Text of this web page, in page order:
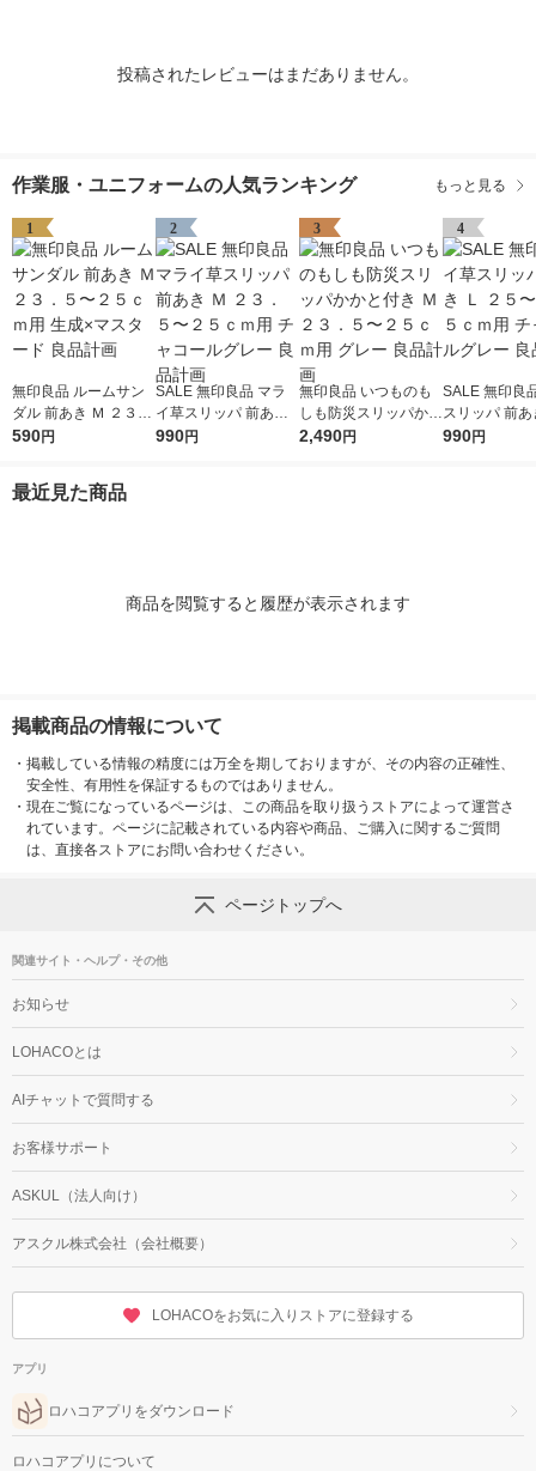
投稿されたレビューはまだありません。
作業服・ユニフォームの人気ランキング もっと見る
1
無印良品 ルームサン
ダル 前あき Ｍ ２３．
５〜２５ｃｍ用 生成×
590円
2
SALE 無印良品 マラ
イ草スリッパ 前あき
Ｍ ２３．５〜２５ｃ
990円
3
無印良品 いつものも
しも防災スリッパかか
と付き Ｍ ２３．５〜
2,490円
4
SALE 無印良
スリッパ 前あ
５〜２６．５
990円
最近見た商品
商品を閲覧すると履歴が表示されます
掲載商品の情報について
・ 掲載している情報の精度には万全を期しておりますが、その内容の正確性、
安全性、有用性を保証するものではありません。
・ 現在ご覧になっているページは、この商品を取り扱うストアによって運営さ
れています。ページに記載されている内容や商品、ご購入に関するご質問
は、直接各ストアにお問い合わせください。
ページトップへ
関連サイト・ヘルプ・その他
お知らせ
LOHACOとは
AIチャットで質問する
お客様サポート
ASKUL（法人向け）
アスクル株式会社（会社概要）
LOHACOをお気に入りストアに登録する
アプリ
ロハコアプリをダウンロード
ロハコアプリについて